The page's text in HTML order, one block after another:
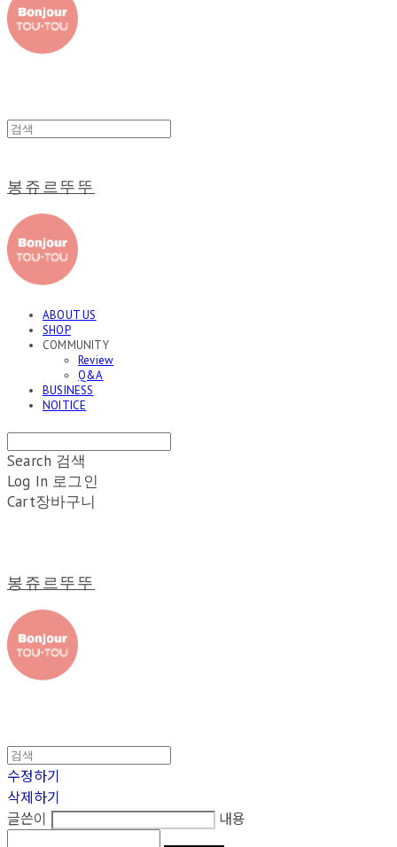
봉쥬르뚜뚜
ABOUT US
SHOP
COMMUNITY
Review
Q&A
BUSINESS
NOITICE
Search 검색
Log In 로그인
Cart장바구니
봉쥬르뚜뚜
수정하기
삭제하기
글쓴이
내용